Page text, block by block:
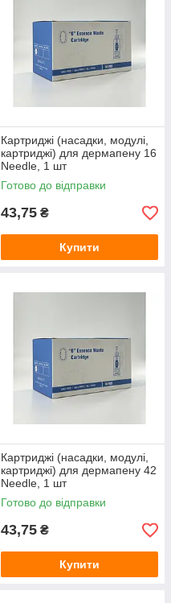
Картриджі (насадки, модулі,
картриджі) для дермапену 16
Needle, 1 шт
Готово до відправки
43,75 ₴
Купити
Картриджі (насадки, модулі,
картриджі) для дермапену 42
Needle, 1 шт
Готово до відправки
43,75 ₴
Купити